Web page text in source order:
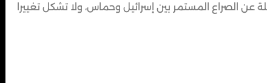
الصراع المستمر بين إسرائيل وحماس، ولا تشكل تغييرا